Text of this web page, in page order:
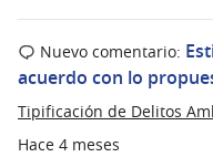
Hace 4 meses
Nuevo comentario:
acuerdo con lo
Tipificación de Delitos